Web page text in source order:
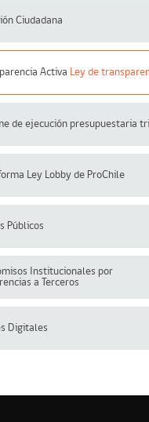
Ciudadana
Activa Ley de
de ejecución presupuestaria
Ley Lobby de ProChile
Públicos
Institucionales por
a Terceros
Digitales